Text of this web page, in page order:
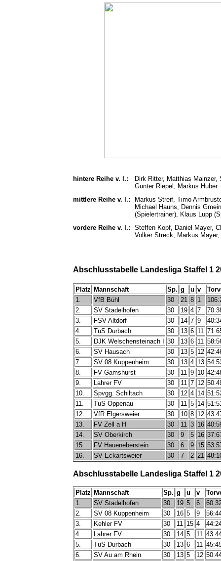
hintere Reihe v. l.:
Dirk Ritter, Matthias Mainzer,
Gunter Riepel, Markus Huber
mittlere Reihe v. l.:
Markus Streif, Timo
Michael Hauns, Dennis
(Spielertrainer), Klaus Lupp
vordere Reihe v. l.:
Steffen Kopf, Daniel Mayer,
Volker Streck, Markus
Abschlusstabelle Landesliga Staffel 1
Platz Mannschaft Sp. g u v
1.
VfB Bühl 30 21 8 1
2.
SV Stadelhofen 30 19 4 7
3.
FSV Altdorf 30 14 7 9
4.
TuS Durbach 30 13 6 11
5.
DJK Welschensteinach I 30 13 6 11
6.
SV Hausach 30 13 5 12
7.
SV 08 Kuppenheim 30 13 4 13
8.
FV Gamshurst 30 11 9 10
9.
Lahrer FV 30 11 7 12
10.
Spvgg. Schiltach 30 12 4 14
11.
TuS Oppenau 30 11 5 14
12.
VfR Elgersweier 30 10 8 12
13.
FV Zell a H 30 11 3 16
14.
SV Oberkirch 30 9 5 16
15.
FV Haueneberstein 30 6 9 15
16.
SV Eckartsweier 30 7 2 21
Abschlusstabelle Landesliga Staffel 1
Platz Mannschaft Sp. g u v
1.
SV Stadelhofen 30 19 5 6
2.
SV 08 Kuppenheim 30 16 5 9
3.
Kehler FV 30 11 15 4
4.
Lahrer FV 30 14 5 11
5.
TuS Durbach 30 13 6 11
6.
SV Au am Rhein 30 13 5 12